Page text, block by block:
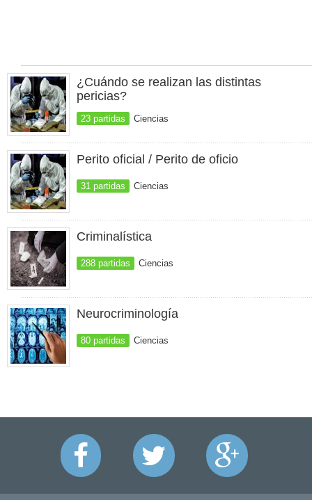
¿Cuándo se realizan las distintas
pericias?
23 partidas Ciencias
Perito oficial / Perito de oficio
31 partidas Ciencias
Criminalística
288 partidas Ciencias
Neurocriminología
80 partidas Ciencias